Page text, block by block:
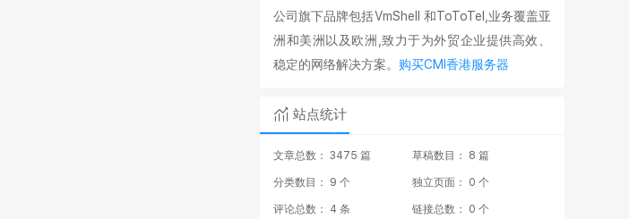
公司旗下品牌包括VmShell 和ToToTel,业务覆盖亚
洲和美洲以及欧洲,致力于为外贸企业提供高效、
稳定的网络解决方案。 购买CMI香港服务器
站点统计
文章总数： 3475 篇 草稿数目： 8 篇
分类数目： 9 个 独立页面： 0 个
评论总数： 4 条 链接总数： 0 个